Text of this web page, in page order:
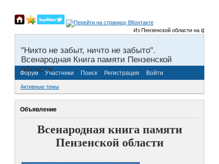
Из Пензенской области на
"Никто не забыт, ничто не забыто".
Всенародная Книга памяти Пензенской
области.
Форум Участники Поиск Регистрация Войти
Активные темы
Объявление
Всенародная книга памяти
Пензенской области